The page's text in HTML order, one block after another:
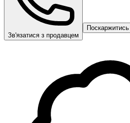
Зв'язатися з продавцем
Поскаржитись